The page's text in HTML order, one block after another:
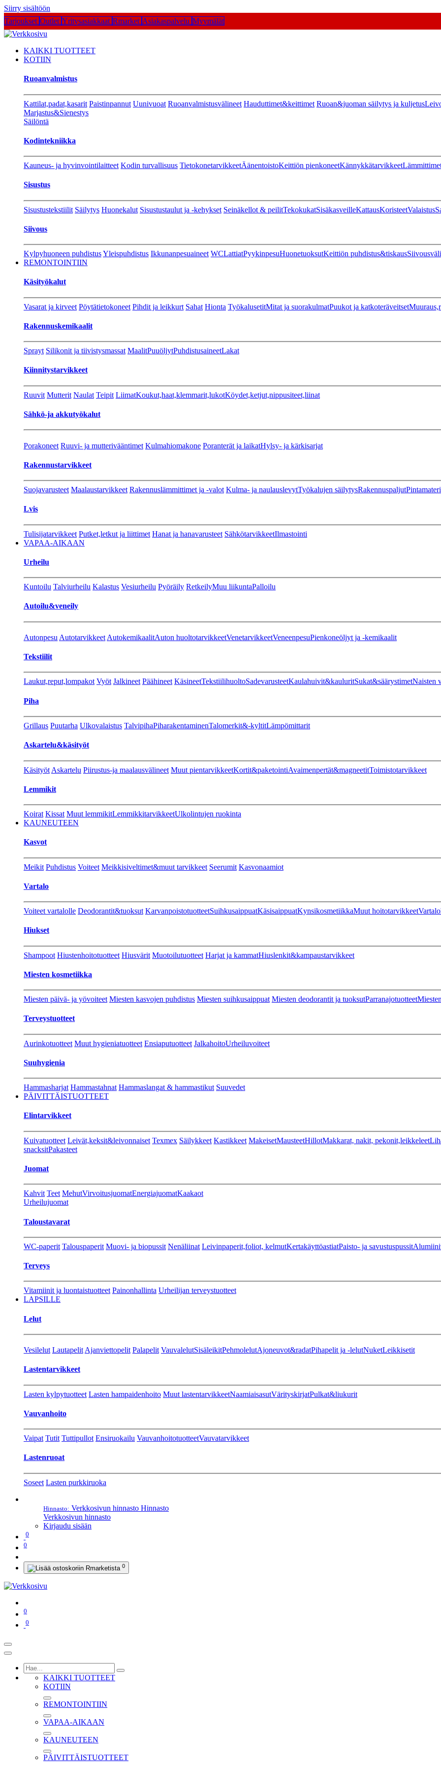
Siirry sisältöön
Tarjoukset Outlet Yritysasiakkaat Rmarket Asiakaspalvelu Myymälät
KAIKKI TUOTTEET
KOTIIN
Ruoanvalmistus
Kattilat,padat,kasarit Paistinpannut Uunivuoat Ruoanvalmistusvälineet Hauduttimet&keittimet Ruoan&juoman säilytys ja kuljetus
Marjastus&Sienestys
Säilöntä
Kodintekniikka
Kauneus- ja hyvinvointilaitteet Kodin turvallisuus TietokonetarvikkeetÄänentoistoKeittiön pienkoneetKännykkätarvikkeet
Sisustus
Sisustustekstiilit Säilytys Huonekalut Sisustustaulut ja -kehykset Seinäkellot & peilitTekokukatSisäkasveilleKattausKoristeetValaistus
Siivous
Kylpyhuoneen puhdistusYleispuhdistus Ikkunanpesuaineet WCLattiatPyykinpesuHuonetuoksutKeittiön puhdistus&tiskaus
REMONTOINTIIN
Käsityökalut
Vasarat ja kirveet Pöytätietokoneet Pihdit ja leikkurt Sahat Hionta TyökalusetitMitat ja suorakulmatPuukot ja katkoteräveitset
Rakennuskemikaalit
Sprayt Silikonit ja tiivistysmassat MaalitPuuöljytPuhdistusaineetLakat
Kiinnitystarvikkeet
Ruuvit Mutterit Naulat Teipit LiimatKoukut,haat,klemmarit,lukotKöydet,ketjut,nippusiteet,liinat
Sähkö-ja akkutyökalut
Porakoneet Ruuvi- ja mutterivääntimet Kulmahiomakone Poranterät ja laikatHylsy- ja kärkisarjat
Rakennustarvikkeet
Suojavarusteet Maalaustarvikkeet Rakennuslämmittimet ja -valot Kulma- ja naulauslevytTyökalujen säilytysRakennuspaljut
Lvis
Tulisijatarvikkeet Putket,letkut ja liittimet Hanat ja hanavarusteet SähkötarvikkeetIlmastointi
VAPAA-AIKAAN
Urheilu
Kuntoilu Talviurheilu Kalastus Vesiurheilu Pyöräily RetkeilyMuu liikuntaPalloilu
Autoilu&veneily
Autonpesu Autotarvikkeet AutokemikaalitAuton huoltotarvikkeetVenetarvikkeetVeneenpesuPienkoneöljyt ja -kemikaalit
Tekstiilit
Laukut,reput,lompakot Vyöt Jalkineet Päähineet KäsineetTekstiilihuoltoSadevarusteetKaulahuivit&kauluritSukat&säärystimetNaisten
Piha
Grillaus Puutarha Ulkovalaistus TalvipihaPiharakentaminenTalomerkit&-kyltitLämpömittarit
Askartelu&käsityöt
Käsityöt Askartelu Piirustus-ja maalausvälineet Muut pientarvikkeetKortit&paketointiAvaimenpertät&magneetitToimistotarvikkeet
Lemmikit
Koirat Kissat Muut lemmikitLemmikkitarvikkeetUlkolintujen ruokinta
KAUNEUTEEN
Kasvot
Meikit Puhdistus Voiteet Meikkisiveltimet&muut tarvikkeet Seerumit Kasvonaamiot
Vartalo
Voiteet vartalolle Deodorantit&tuoksut KarvanpoistotuotteetSuihkusaippuatKäsisaippuatKynsikosmetiikkaMuut hoitotarvikkeet
Hiukset
Shampoot Hiustenhoitotuotteet Hiusvärit Muotoilutuotteet Harjat ja kammatHiuslenkit&kampaustarvikkeet
Miesten kosmetiikka
Miesten päivä- ja yövoiteet Miesten kasvojen puhdistus Miesten suihkusaippuat Miesten deodorantit ja tuoksutParranajotuotteet
Terveystuotteet
Aurinkotuotteet Muut hygieniatuotteet Ensiaputuotteet JalkahoitoUrheiluvoiteet
Suuhygienia
Hammasharjat Hammastahnat Hammaslangat & hammastikut Suuvedet
PÄIVITTÄISTUOTTEET
Elintarvikkeet
Kuivatuotteet Leivät,keksit&leivonnaiset Texmex Säilykkeet Kastikkeet MakeisetMausteetHillotMakkarat, nakit, pekonit,leikkeleet
snacksitPakasteet
Juomat
Kahvit Teet MehutVirvoitusjuomatEnergiajuomatKaakaot
Urheilujuomat
Taloustavarat
WC-paperit Talouspaperit Muovi- ja biopussit Nenäliinat Leivinpaperit,foliot, kelmutKertakäyttöastiatPaisto- ja savustuspussit
Terveys
Vitamiinit ja luontaistuotteet Painonhallinta Urheilijan terveystuotteet
LAPSILLE
Lelut
Vesilelut Lautapelit Ajanviettopelit Palapelit VauvalelutSisäleikitPehmolelutAjoneuvot&radatPihapelit ja -lelutNuketLeikkisetit
Lastentarvikkeet
Lasten kylpytuotteet Lasten hampaidenhoito Muut lastentarvikkeetNaamiaisasutVärityskirjatPulkat&liukurit
Vauvanhoito
Vaipat Tutit Tuttipullot Ensiruokailu VauvanhoitotuotteetVauvatarvikkeet
Lastenruoat
Soseet Lasten purkkiruoka
Hinnasto: Verkkosivun hinnasto Hinnasto
Verkkosivun hinnasto
Kirjaudu sisään
0
0
0
0
0
KAIKKI TUOTTEET
KOTIIN
REMONTOINTIIN
VAPAA-AIKAAN
KAUNEUTEEN
PÄIVITTÄISTUOTTEET